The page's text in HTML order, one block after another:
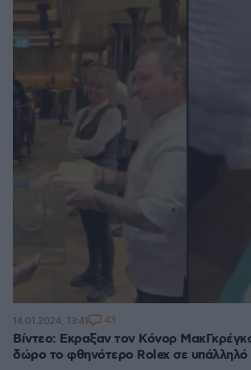
Βίντεο: Εκραξαν τον Κόνορ
δώρο το φθηνότερο Rolex σε υπάλληλό
14.01.2024, 13:41 43